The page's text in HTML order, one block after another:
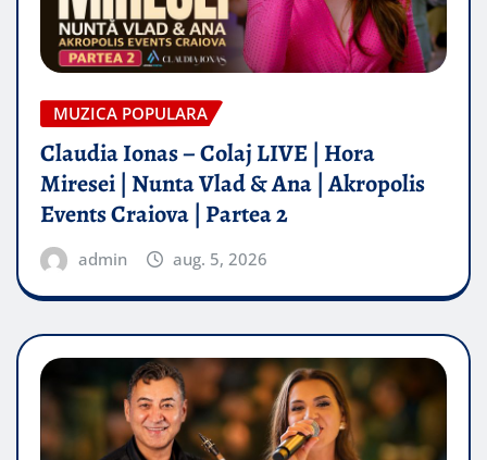
MUZICA POPULARA
Claudia Ionas – Colaj LIVE | Hora
Miresei | Nunta Vlad & Ana | Akropolis
Events Craiova | Partea 2
admin aug. 5, 2026